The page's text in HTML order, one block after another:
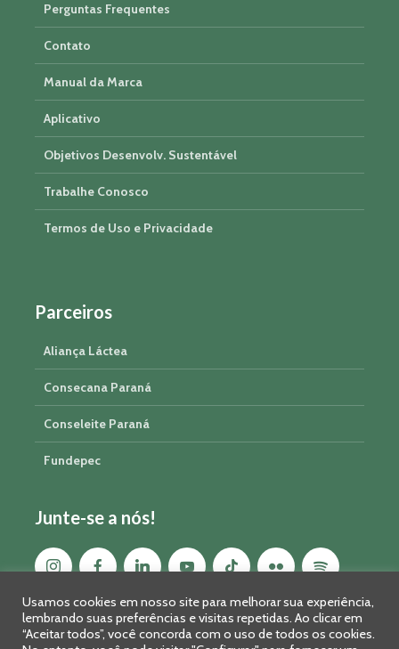
Perguntas Frequentes
Contato
Manual da Marca
Aplicativo
Objetivos Desenvolv. Sustentável
Trabalhe Conosco
Termos de Uso e Privacidade
Parceiros
Aliança Láctea
Consecana Paraná
Conseleite Paraná
Fundepec
Junte-se a nós!
Usamos cookies em nosso site para melhorar sua experiência,
lembrando suas preferências e visitas repetidas. Ao clicar em
“Aceitar todos”, você concorda com o uso de todos os cookies.